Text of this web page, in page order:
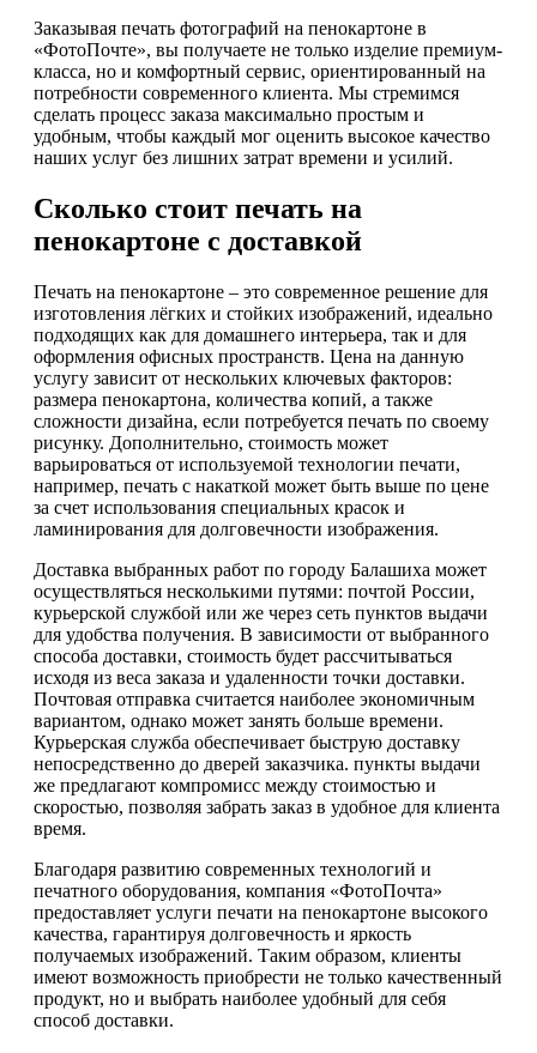
Заказывая печать фотографий на пенокартоне в
«ФотоПочте», вы получаете не только изделие премиум-
класса, но и комфортный сервис, ориентированный на
потребности современного клиента. Мы стремимся
сделать процесс заказа максимально простым и
удобным, чтобы каждый мог оценить высокое качество
наших услуг без лишних затрат времени и усилий.
Сколько стоит печать на
пенокартоне с доставкой
Печать на пенокартоне – это современное решение для
изготовления лёгких и стойких изображений, идеально
подходящих как для домашнего интерьера, так и для
оформления офисных пространств. Цена на данную
услугу зависит от нескольких ключевых факторов:
размера пенокартона, количества копий, а также
сложности дизайна, если потребуется печать по своему
рисунку. Дополнительно, стоимость может
варьироваться от используемой технологии печати,
например, печать с накаткой может быть выше по цене
за счет использования специальных красок и
ламинирования для долговечности изображения.
Доставка выбранных работ по городу Балашиха может
осуществляться несколькими путями: почтой России,
курьерской службой или же через сеть пунктов выдачи
для удобства получения. В зависимости от выбранного
способа доставки, стоимость будет рассчитываться
исходя из веса заказа и удаленности точки доставки.
Почтовая отправка считается наиболее экономичным
вариантом, однако может занять больше времени.
Курьерская служба обеспечивает быструю доставку
непосредственно до дверей заказчика. пункты выдачи
же предлагают компромисс между стоимостью и
скоростью, позволяя забрать заказ в удобное для клиента
время.
Благодаря развитию современных технологий и
печатного оборудования, компания «ФотоПочта»
предоставляет услуги печати на пенокартоне высокого
качества, гарантируя долговечность и яркость
получаемых изображений. Таким образом, клиенты
имеют возможность приобрести не только качественный
продукт, но и выбрать наиболее удобный для себя
способ доставки.